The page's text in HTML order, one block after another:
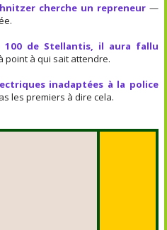
cherche un repreneur—
100 de Stellantis, il aura fallu
point à qui sait attendre.
inadaptées à la police
les premiers à dire cela.